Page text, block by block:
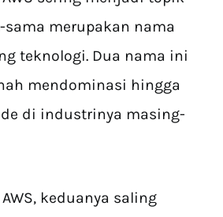
sama merupakan nama
teknologi. Dua nama ini
mendominasi hingga
di industrinya masing-
keduanya saling